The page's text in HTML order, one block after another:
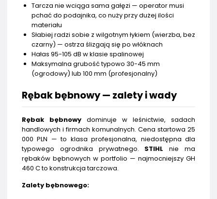
Tarcza nie wciąga sama gałęzi — operator musi
pchać do podajnika, co nuży przy dużej ilości
materiału
Słabiej radzi sobie z wilgotnym łykiem (wierzba, bez
czarny) — ostrza ślizgają się po włóknach
Hałas 95-105 dB w klasie spalinowej
Maksymalna grubość typowo 30-45 mm
(ogrodowy) lub 100 mm (profesjonalny)
Rębak bębnowy — zalety i wady
Rębak bębnowy dominuje w leśnictwie, sadach
handlowych i firmach komunalnych. Cena startowa 25
000 PLN — to klasa profesjonalna, niedostępna dla
typowego ogrodnika prywatnego. STIHL nie ma
rębaków bębnowych w portfolio — najmocniejszy GH
460 C to konstrukcja tarczowa.
Zalety bębnowego: